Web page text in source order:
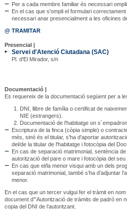
Per a cada membre familiar és necessari
En el cas que s'ompli el formulari
necessari anar presencialment a les oficines
@ TRAMITAR
Presencial |
Servei d'Atenció Ciutadana (SAC)
Pl. d'El Mirador, s/n
Documentació |
Es requereix de la documentació següent per a
DNI, llibre de família o certificat de
NIE (estrangers).
Documentació de l'habitatge on
Escriptura de la finca (còpia simple) o
més, sinó és el titular, s'ha d'aportar
del/de la titular de l'habitatge i fotocòpia del
En cas de separació matrimonial, sentència
autorització del pare o mare i fotocòpia del seu
En cas que el/la menor visqui amb un dels
separació matrimonial, també s’ha d’adjuntar
menor.
En el cas que un tercer vulgui fer el tràmit en
document d’”Autorització de tràmits de padró en
copia del DNI de l’autoritzant.